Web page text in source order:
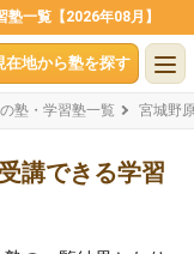
一覧【2026年08月】
在地から塾を探す
塾・学習塾一覧 宮城野
講できる学習